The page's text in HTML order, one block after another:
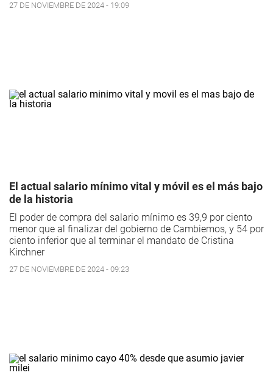
27 DE NOVIEMBRE DE 2024 - 19:09
El actual salario mínimo vital y móvil es el más bajo
de la historia
El poder de compra del salario mínimo es 39,9 por ciento
menor que al finalizar del gobierno de Cambiemos, y 54 por
ciento inferior que al terminar el mandato de Cristina
Kirchner
27 DE NOVIEMBRE DE 2024 - 09:23